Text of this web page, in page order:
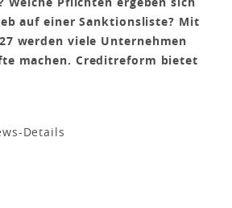
auf einer Sanktionsliste? Mit
werden viele Unternehmen
machen. Creditreform bietet